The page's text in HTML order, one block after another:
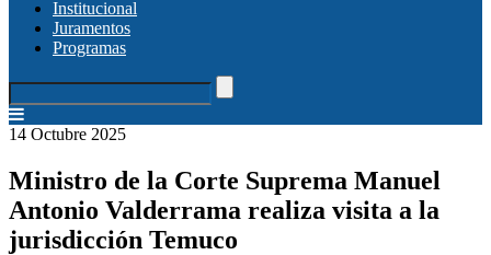
Institucional
Juramentos
Programas
14 Octubre 2025
Ministro de la Corte Suprema Manuel
Antonio Valderrama realiza visita a la
jurisdicción Temuco